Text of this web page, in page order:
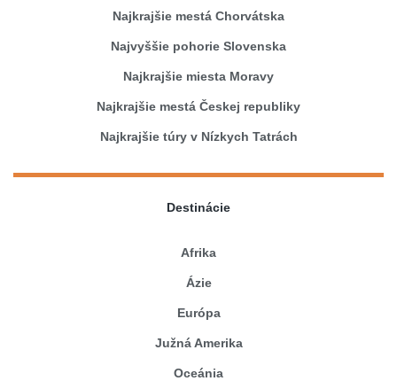
Najkrajšie mestá Chorvátska
Najvyššie pohorie Slovenska
Najkrajšie miesta Moravy
Najkrajšie mestá Českej republiky
Najkrajšie túry v Nízkych Tatrách
Destinácie
Afrika
Ázie
Európa
Južná Amerika
Oceánia